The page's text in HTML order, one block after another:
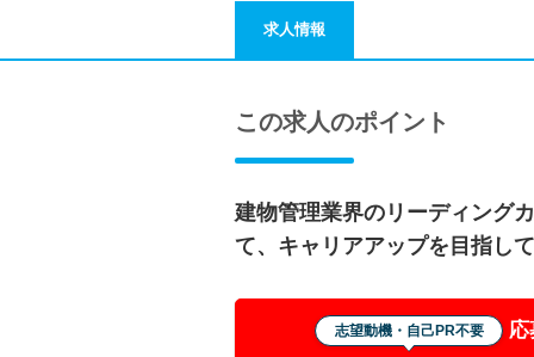
求人情報
この求人のポイント
建物管理業界のリーディング
て、キャリアアップを目指し
志望動機・自己PR不要